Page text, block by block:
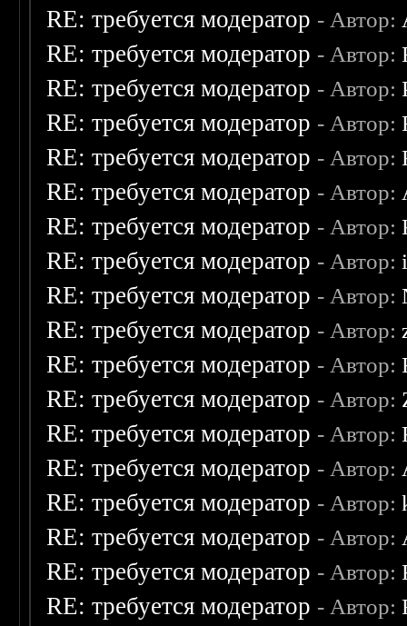
RE: требуется модератор - Автор:
RE: требуется модератор - Автор:
RE: требуется модератор - Автор:
RE: требуется модератор - Автор:
RE: требуется модератор - Автор:
RE: требуется модератор - Автор:
RE: требуется модератор - Автор:
RE: требуется модератор - Автор:
RE: требуется модератор - Автор:
RE: требуется модератор - Автор:
RE: требуется модератор - Автор:
RE: требуется модератор - Автор:
RE: требуется модератор - Автор:
RE: требуется модератор - Автор:
RE: требуется модератор - Автор:
RE: требуется модератор - Автор:
RE: требуется модератор - Автор:
RE: требуется модератор - Автор: